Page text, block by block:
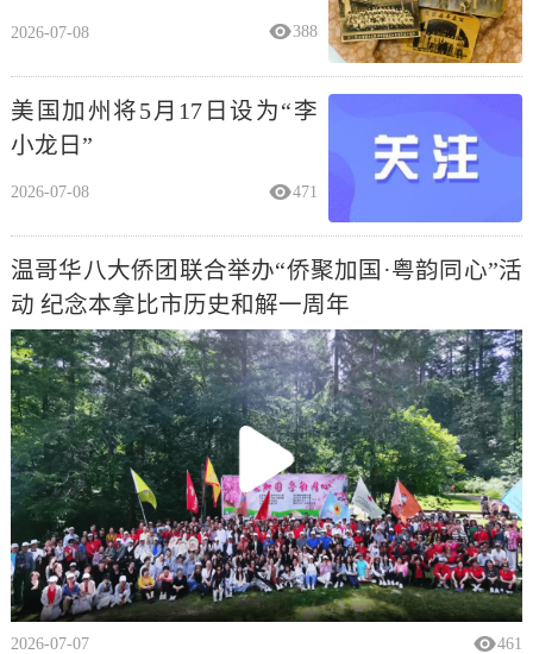
2026-07-08 388
美国加州将5月17日设为“李
小龙日”
2026-07-08 471
温哥华八大侨团联合举办“侨聚加国·粤韵同心”活
动 纪念本拿比市历史和解一周年
2026-07-07 461